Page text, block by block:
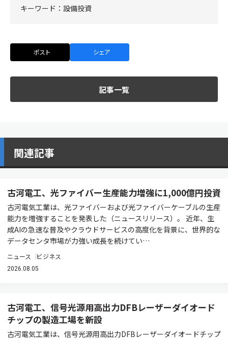
キーワード： 設備投資
ポスト シェア
記事一覧
関連記事
古河電工、光ファイバー生産能力増強に1,000億円投資
古河電気工業は、光ファイバーおよび光ファイバーケーブルの生産
能力を増強することを発表した（ニュースリリース）。 近年、生
成AIの急速な普及やクラウドサービスの高度化を背景に、世界的な
データセンタ市場が力強い成長を続けてい…
ニュース ビジネス
2026.08.05
古河電工、信号光源用高出力DFBレーザーダイオード
チップの製造工場を新設
古河電気工業は、信号光源用高出力DFBレーザーダイオードチップ